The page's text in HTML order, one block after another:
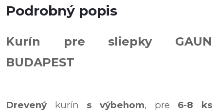
Podrobný popis
Kurín pre sliepky GAUN
BUDAPEST
Drevený kurín s výbehom, pre 6-8 ks